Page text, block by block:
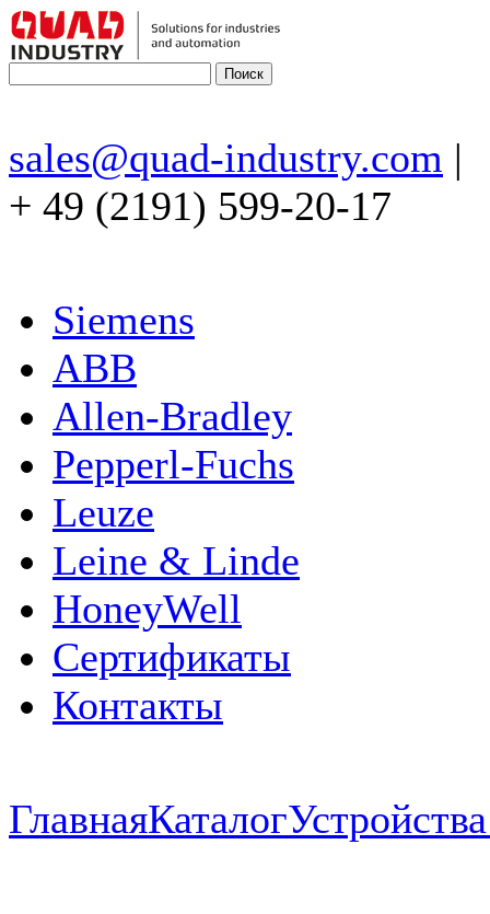
sales@quad-industry.com |
+ 49 (2191) 599-20-17
Siemens
ABB
Allen-Bradley
Pepperl-Fuchs
Leuze
Leine & Linde
HoneyWell
Сертификаты
Контакты
ГлавнаяКаталог